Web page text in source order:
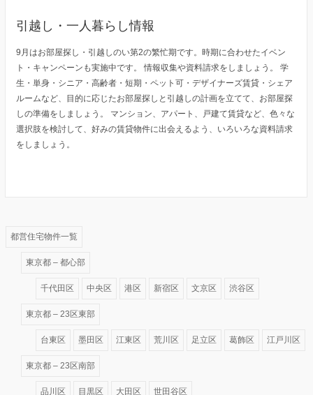
引越し・一人暮らし情報
9月はお部屋探し・引越しのい第2の繁忙期です。時期に合わせたイベン
ト・キャンペーンも実施中です。 情報収集や資料請求をしましょう。 学
生・単身・シニア・高齢者・短期・ペット可・デザイナーズ賃貸・シェア
ルームなど、目的に応じたお部屋探しと引越しの計画を立てて、お部屋探
しの準備をしましょう。 マンション、アパート、戸建て賃貸など、色々な
選択肢を検討して、好みの賃貸物件に出会えるよう、いろいろな資料請求
をしましょう。
都営住宅物件一覧
東京都 – 都心部
千代田区 中央区 港区 新宿区 文京区 渋谷区
東京都 – 23区東部
台東区 墨田区 江東区 荒川区 足立区 葛飾区 江戸川区
東京都 – 23区南部
品川区 目黒区 大田区 世田谷区